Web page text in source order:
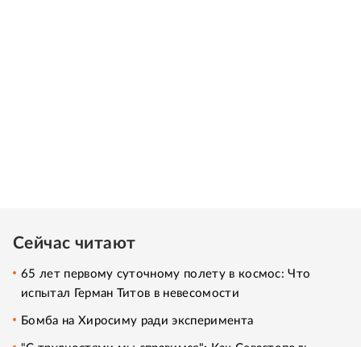
Сейчас читают
65 лет первому суточному полету в космос: Что
испытал Герман Титов в невесомости
Бомба на Хиросиму ради эксперимента